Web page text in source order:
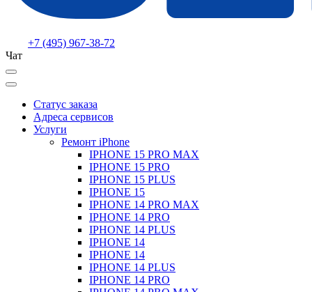
+7 (495) 967-38-72
Чат
Статус заказа
Адреса сервисов
Услуги
Ремонт iPhone
IPHONE 15 PRO MAX
IPHONE 15 PRO
IPHONE 15 PLUS
IPHONE 15
IPHONE 14 PRO MAX
IPHONE 14 PRO
IPHONE 14 PLUS
IPHONE 14
IPHONE 14
IPHONE 14 PLUS
IPHONE 14 PRO